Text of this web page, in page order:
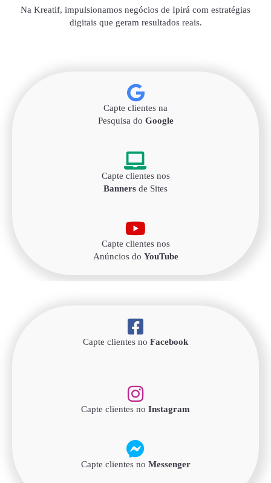
Na Kreatif, impulsionamos negócios de Ipirá com estratégias
digitais que geram resultados reais.
Capte clientes na
Pesquisa do Google
Capte clientes nos
Banners de Sites
Capte clientes nos
Anúncios do YouTube
Capte clientes no Facebook
Capte clientes no Instagram
Capte clientes no Messenger